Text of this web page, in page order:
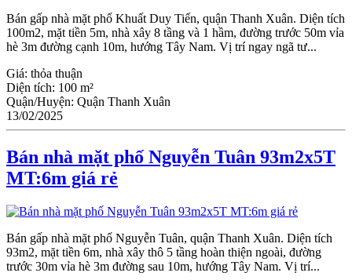
Bán gấp nhà mặt phố Khuất Duy Tiến, quận Thanh Xuân. Diện tích
100m2, mặt tiền 5m, nhà xây 8 tầng và 1 hầm, đường trước 50m vỉa
hè 3m đường cạnh 10m, hướng Tây Nam. Vị trí ngay ngã tư...
Giá: thỏa thuận
Diện tích: 100 m²
Quận/Huyện: Quận Thanh Xuân
13/02/2025
Bán nhà mặt phố Nguyễn Tuân 93m2x5T
MT:6m giá rẻ
Bán gấp nhà mặt phố Nguyễn Tuân, quận Thanh Xuân. Diện tích
93m2, mặt tiền 6m, nhà xây thô 5 tầng hoàn thiện ngoài, đường
trước 30m vỉa hè 3m đường sau 10m, hướng Tây Nam. Vị trí...